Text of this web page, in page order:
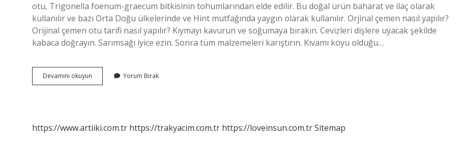
otu, Trigonella foenum-graecum bitkisinin tohumlarından elde edilir. Bu doğal ürün baharat ve ilaç olarak
kullanılır ve bazı Orta Doğu ülkelerinde ve Hint mutfağında yaygın olarak kullanılır. Orjinal çemen nasıl yapılır?
Orijinal çemen otu tarifi nasıl yapılır? Kıymayı kavurun ve soğumaya bırakın. Cevizleri dişlere uyacak şekilde
kabaca doğrayın. Sarımsağı iyice ezin. Sonra tüm malzemeleri karıştırın. Kıvamı koyu olduğu…
Devamını okuyun
Malzemesi
Yorum Bırak
https://www.artiiki.com.tr https://trakyacim.com.tr https://loveinsun.com.trSitemap